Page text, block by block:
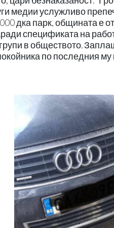
медии услужливо
дка парк, общината е
спецификата на
в обществото.
по последния му